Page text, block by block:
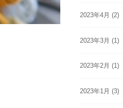
2023年4月 (2)
2023年3月 (1)
2023年2月 (1)
2023年1月 (3)